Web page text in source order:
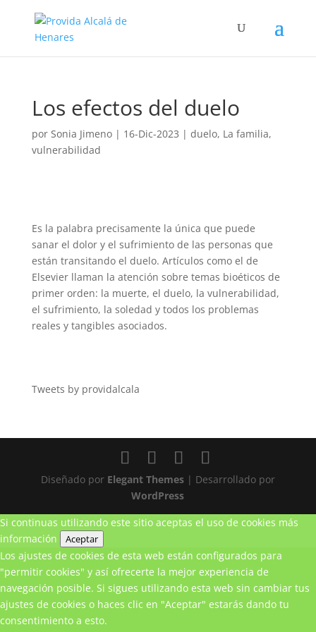
Los efectos del duelo
por Sonia Jimeno| 16-Dic-2023 | duelo, La familia,
vulnerabilidad
Es la palabra precisamente la única que puede
sanar el dolor y el sufrimiento de las personas que
están transitando el duelo. Artículos como el de
Elsevier llaman la atención sobre temas bioéticos de
primer orden: la muerte, el duelo, la vulnerabilidad,
el sufrimiento, la soledad y todos los problemas
reales y tangibles asociados.
Tweets by providalcala
Diseñado por Elegant Themes| Desarrollado por
WordPress
Si continuas utilizando este sitio aceptas el uso de cookies más
información
Aceptar
Los ajustes de cookies de esta web están configurados para
"permitir cookies" y así ofrecerte la mejor experiencia de
navegación posible. Si sigues utilizando esta web sin cambiar tus
ajustes de cookies o haces clic en "Aceptar" estarás dando tu
consentimiento a esto.